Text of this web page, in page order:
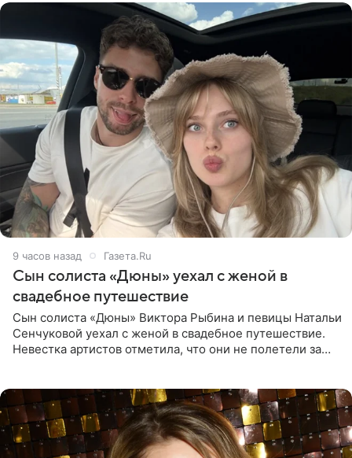
9 часов назад Газета.Ru
Сын солиста «Дюны» уехал с женой в
свадебное путешествие
Сын солиста «Дюны» Виктора Рыбина и певицы Натальи
Сенчуковой уехал с женой в свадебное путешествие.
Невестка артистов отметила, что они не полетели за